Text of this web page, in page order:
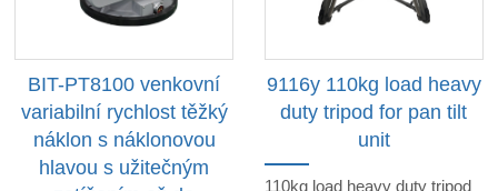
BIT-PT8100 venkovní
variabilní rychlost těžký
náklon s náklonovou
hlavou s užitečným
9116y 110kg load heavy
duty tripod for pan tilt
unit
110kg load heavy duty tripod